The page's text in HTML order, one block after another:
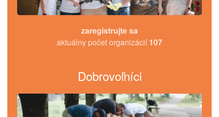
zaregistrujte sa
aktuálny počet organizácií107
Dobrovoľníci